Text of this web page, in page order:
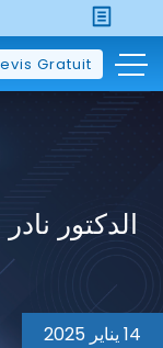
Gratuit
الدكتور
14 يناير 2025